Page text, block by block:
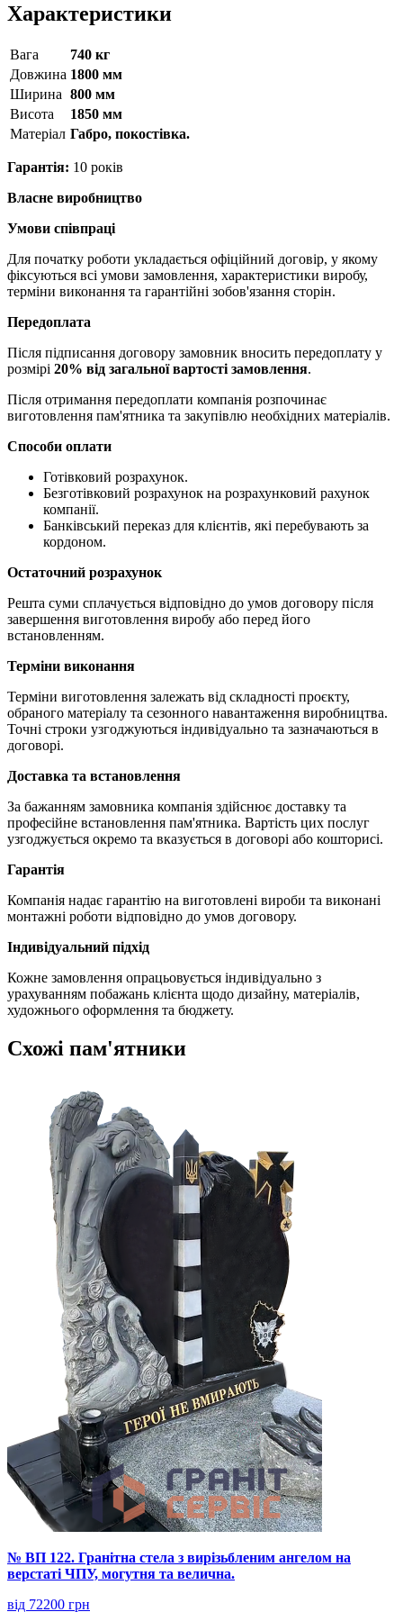
Характеристики
Вага
740 кг
Довжина 1800 мм
Ширина 800 мм
Висота
1850 мм
Матерiал Габро, покостівка.
Гарантія: 10 років
Власне виробництво
Умови співпраці
Для початку роботи укладається офіційний договір, у якому
фіксуються всі умови замовлення, характеристики виробу,
терміни виконання та гарантійні зобов'язання сторін.
Передоплата
Після підписання договору замовник вносить передоплату у
розмірі 20% від загальної вартості замовлення.
Після отримання передоплати компанія розпочинає
виготовлення пам'ятника та закупівлю необхідних матеріалів.
Способи оплати
Готівковий розрахунок.
Безготівковий розрахунок на розрахунковий рахунок
компанії.
Банківський переказ для клієнтів, які перебувають за
кордоном.
Остаточний розрахунок
Решта суми сплачується відповідно до умов договору після
завершення виготовлення виробу або перед його
встановленням.
Терміни виконання
Терміни виготовлення залежать від складності проєкту,
обраного матеріалу та сезонного навантаження виробництва.
Точні строки узгоджуються індивідуально та зазначаються в
договорі.
Доставка та встановлення
За бажанням замовника компанія здійснює доставку та
професійне встановлення пам'ятника. Вартість цих послуг
узгоджується окремо та вказується в договорі або кошторисі.
Гарантія
Компанія надає гарантію на виготовлені вироби та виконані
монтажні роботи відповідно до умов договору.
Індивідуальний підхід
Кожне замовлення опрацьовується індивідуально з
урахуванням побажань клієнта щодо дизайну, матеріалів,
художнього оформлення та бюджету.
Схожі пам'ятники
№ ВП 122. Гранітна стела з вирізьбленим ангелом на
верстаті ЧПУ, могутня та велична.
від 72200 грн